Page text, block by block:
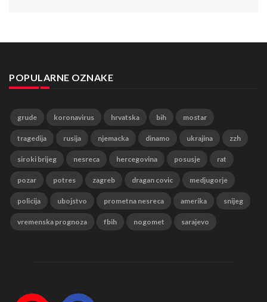
POPULARNE OZNAKE
grude koronavirus hrvatska bih mostar
tragedija rusija njemacka dinamo ukrajina zzh
siroki brijeg nesreca hercegovina posusje rat
pozar potres zagreb dragan covic medjugorje
policija ubojstvo prometna nesreca amerika snijeg
vremenska prognoza fbih nogomet sarajevo